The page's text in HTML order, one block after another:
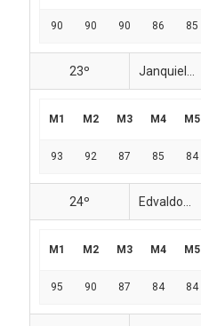
90 90 90 86 85
23º Janquiel...
M1 M2 M3 M4 M5
93 92 87 85 84
24º Edvaldo...
M1 M2 M3 M4 M5
95 90 87 84 84